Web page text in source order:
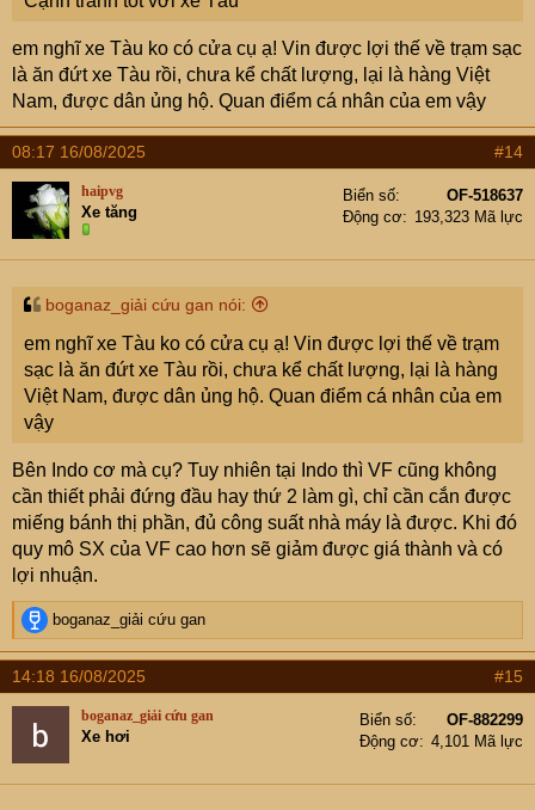
em nghĩ xe Tàu ko có cửa cụ ạ! Vin được lợi thế về trạm sạc
là ăn đứt xe Tàu rồi, chưa kể chất lượng, lại là hàng Việt
Nam, được dân ủng hộ. Quan điểm cá nhân của em vậy
08:17 16/08/2025 #14
haipvg
Xe tăng
Biển số
OF-518637
Động cơ
193,323 Mã lực
boganaz_giải cứu gan nói:
em nghĩ xe Tàu ko có cửa cụ ạ! Vin được lợi thế về trạm
sạc là ăn đứt xe Tàu rồi, chưa kể chất lượng, lại là hàng
Việt Nam, được dân ủng hộ. Quan điểm cá nhân của em
vậy
Bên Indo cơ mà cụ? Tuy nhiên tại Indo thì VF cũng không
cần thiết phải đứng đầu hay thứ 2 làm gì, chỉ cần cắn được
miếng bánh thị phần, đủ công suất nhà máy là được. Khi đó
quy mô SX của VF cao hơn sẽ giảm được giá thành và có
lợi nhuận.
R
e
a
c
t
n
s
boganaz_giải cứu gan
14:18 16/08/2025 #15
boganaz_giải cứu gan
Xe hơi
Biển số
OF-882299
Động cơ
4,101 Mã lực